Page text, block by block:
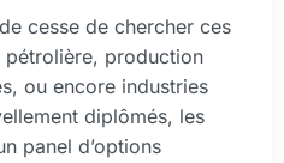
cesse de chercher ces
production
ou encore industries
diplômés, les
panel d’options